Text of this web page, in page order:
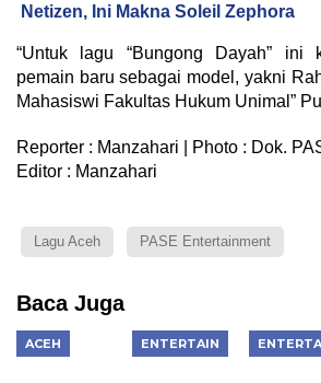
Netizen, Ini Makna Soleil Zephora
“Untuk lagu “Bungong Dayah” ini
pemain baru sebagai model, yakni
Mahasiswi Fakultas Hukum Unimal”
Reporter : Manzahari | Photo : Dok.
Editor : Manzahari
Lagu Aceh PASE Entertainment
Baca Juga
ACEH ENTERTAIN